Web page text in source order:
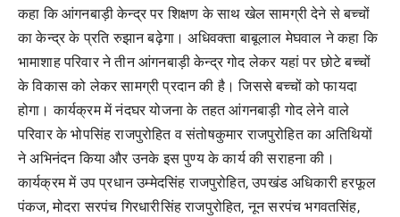
कहा कि आंगनबाड़ी केन्द्र पर शिक्षण के साथ खेल सामग्री देने से बच्चों
का केन्द्र के प्रति रुझान बढ़ेगा। अधिवक्ता बाबूलाल मेघवाल ने कहा कि
भामाशाह परिवार ने तीन आंगनबाड़ी केन्द्र गोद लेकर यहां पर छोटे बच्चों
के विकास को लेकर सामग्री प्रदान की है। जिससे बच्चों को फायदा
होगा। कार्यक्रम में नंदघर योजना के तहत आंगनबाड़ी गोद लेने वाले
परिवार के भोपसिंह राजपुरोहित व संतोषकुमार राजपुरोहित का अतिथियों
ने अभिनंदन किया और उनके इस पुण्य के कार्य की सराहना की।
कार्यक्रम में उप प्रधान उम्मेदसिंह राजपुरोहित, उपखंड अधिकारी हरफूल
पंकज, मोदरा सरपंच गिरधारीसिंह राजपुरोहित, नून सरपंच भगवतसिंह,